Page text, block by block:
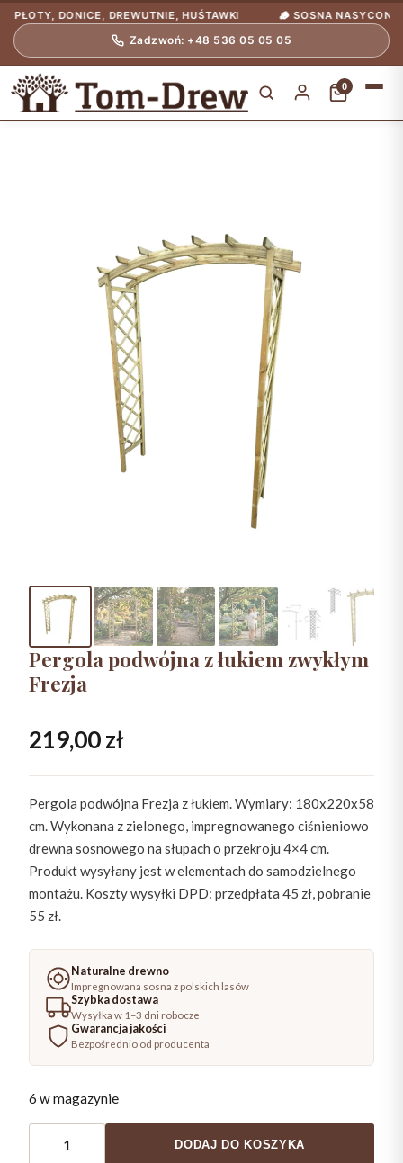
DONICE, DREWUTNIE, HUŚTAWKI 🪵 SOSNA NASYCONA
Zadzwoń: +48 536 05 05 05
0
Pergola podwójna z łukiem zwykłym
Frezja
219,00zł
Pergola podwójna Frezja z łukiem. Wymiary: 180x220x58
cm. Wykonana z zielonego, impregnowanego ciśnieniowo
drewna sosnowego na słupach o przekroju 4×4 cm.
Produkt wysyłany jest w elementach do samodzielnego
montażu. Koszty wysyłki DPD: przedpłata 45 zł, pobranie
55 zł.
Naturalne drewno
Impregnowana sosna z polskich lasów
Szybka dostawa
Wysyłka w 1–3 dni robocze
Gwarancja jakości
Bezpośrednio od producenta
6 w magazynie
DODAJ DO KOSZYKA